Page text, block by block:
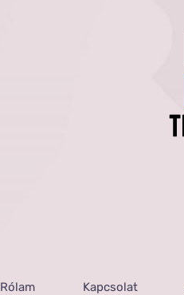
Rólam Kapcsolat